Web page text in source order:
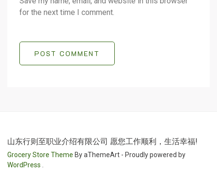
for the next time I comment.
POST COMMENT
山东行则至职业介绍有限公司 愿您工作顺利，生活幸福!
Grocery Store Theme By aThemeArt - Proudly powered by
WordPress